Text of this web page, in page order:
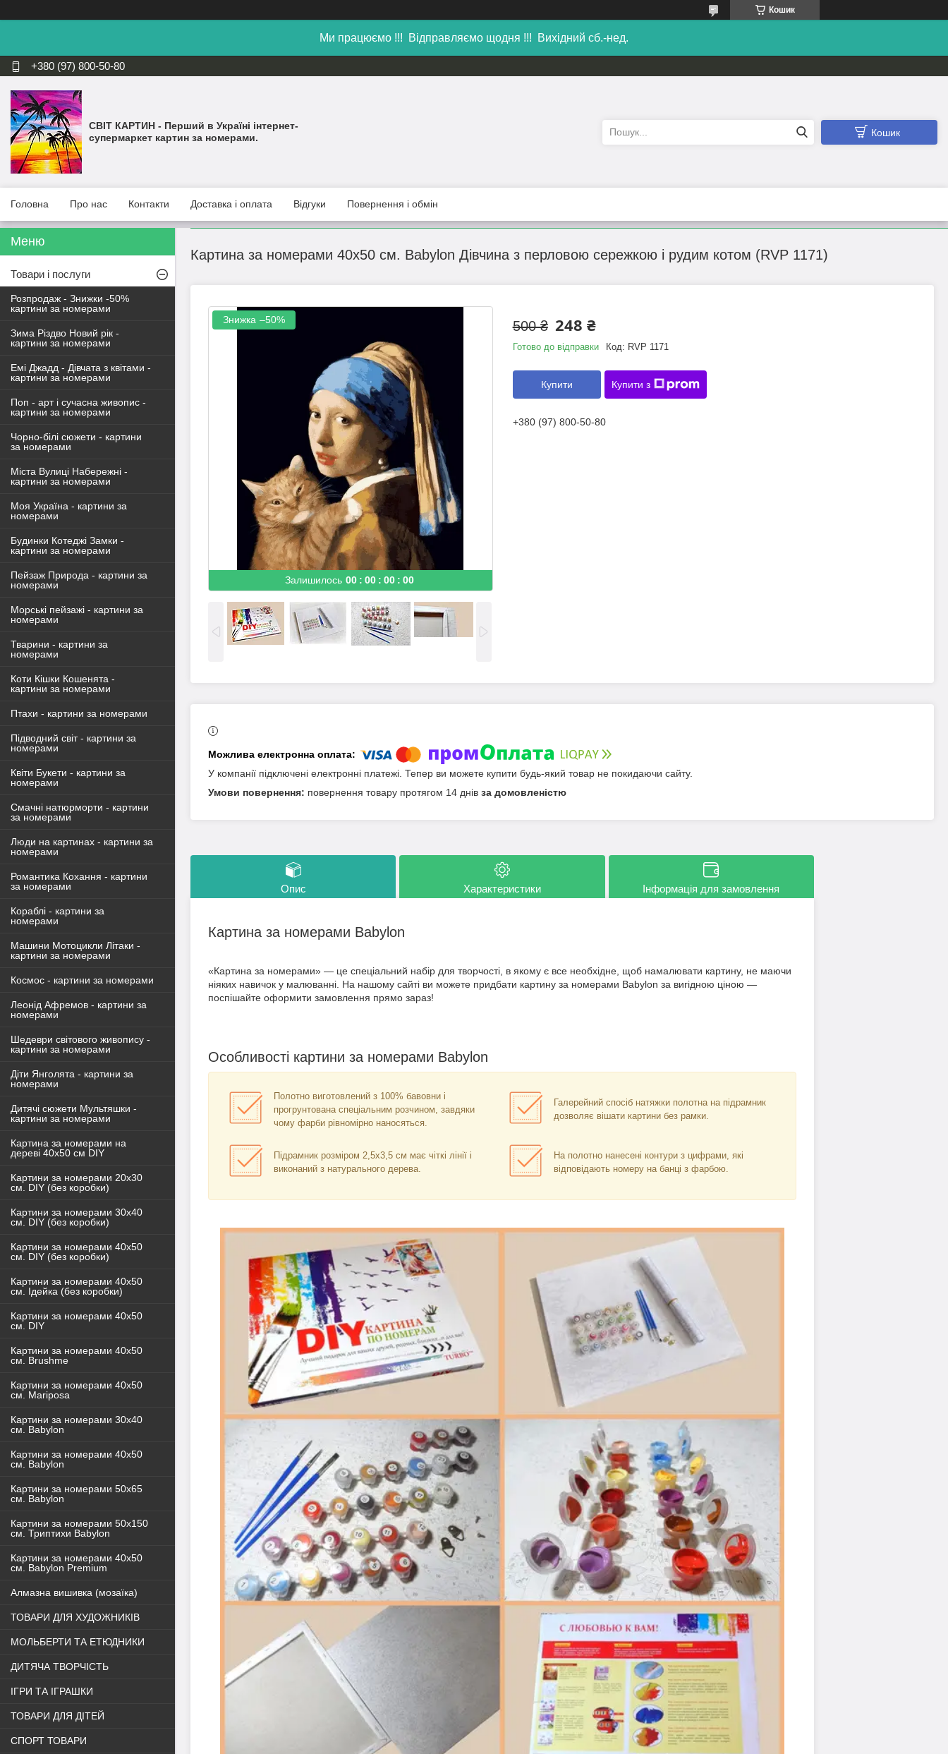
Кошик
Ми працюємо !!! Відправляємо щодня !!! Вихідний сб.-нед.
+380 (97) 800-50-80
СВІТ КАРТИН - Перший в Україні інтернет-
супермаркет картин за номерами.
Кошик
Головна Про нас Контакти Доставка і оплата Відгуки Повернення і обмін
Картина за номерами 40х50 см. Babylon Дівчина з перловою сережкою і рудим котом (RVP 1171)
Залишилось 00 00 00 00
–50% 500 ₴ 248 ₴
Готово до відправки Код: RVP 1171
Купити Купити з
+380 (97) 800-50-80
У компанії підключені електронні платежі. Тепер ви можете купити будь-який товар не покидаючи сайту.
повернення товару протягом 14 днів за домовленістю
Опис Характеристики Інформація для замовлення
Картина за номерами Babylon
«Картина за номерами» — це спеціальний набір для творчості, в якому є все необхідне, щоб намалювати картину, не маючи
ніяких навичок у малюванні. На нашому сайті ви можете придбати картину за номерами Babylon за вигідною ціною —
поспішайте оформити замовлення прямо зараз!
Особливості картини за номерами Babylon
Полотно виготовлений з 100% бавовни і
прогрунтована спеціальним розчином, завдяки
чому фарби рівномірно наносяться.
Підрамник розміром 2,5х3,5 см має чіткі лінії і
виконаний з натурального дерева.
Галерейний спосіб натяжки полотна на підрамник
дозволяє вішати картини без рамки.
На полотно нанесені контури з цифрами, які
відповідають номеру на банці з фарбою.
Товари і послуги
Розпродаж - Знижки -50%
картини за номерами
Зима Різдво Новий рік -
картини за номерами
Емі Джадд - Дівчата з квітами -
картини за номерами
Поп - арт і сучасна живопис -
картини за номерами
Чорно-білі сюжети - картини
за номерами
Міста Вулиці Набережні -
картини за номерами
Моя Україна - картини за
номерами
Будинки Котеджі Замки -
картини за номерами
Пейзаж Природа - картини за
номерами
Морські пейзажі - картини за
номерами
Тварини - картини за
номерами
Коти Кішки Кошенята -
картини за номерами
Птахи - картини за номерами
Підводний світ - картини за
номерами
Квіти Букети - картини за
номерами
Смачні натюрморти - картини
за номерами
Люди на картинах - картини за
номерами
Романтика Кохання - картини
за номерами
Кораблі - картини за
номерами
Машини Мотоцикли Літаки -
картини за номерами
Космос - картини за номерами
Леонід Афремов - картини за
номерами
Шедеври світового живопису -
картини за номерами
Діти Янголята - картини за
номерами
Дитячі сюжети Мультяшки -
картини за номерами
Картина за номерами на
дереві 40х50 см DIY
Картини за номерами 20х30
см. DIY (без коробки)
Картини за номерами 30х40
см. DIY (без коробки)
Картини за номерами 40х50
см. DIY (без коробки)
Картини за номерами 40x50
см. Ідейка (без коробки)
Картини за номерами 40х50
см. DIY
Картини за номерами 40х50
см. Brushme
Картини за номерами 40х50
см. Mariposa
Картини за номерами 30х40
см. Babylon
Картини за номерами 40х50
см. Babylon
Картини за номерами 50х65
см. Babylon
Картини за номерами 50х150
см. Триптихи Babylon
Картини за номерами 40х50
см. Babylon Premium
Алмазна вишивка (мозаїка)
ТОВАРИ ДЛЯ ХУДОЖНИКІВ
МОЛЬБЕРТИ ТА ЕТЮДНИКИ
ДИТЯЧА ТВОРЧІСТЬ
ІГРИ ТА ІГРАШКИ
ТОВАРИ ДЛЯ ДІТЕЙ
СПОРТ ТОВАРИ